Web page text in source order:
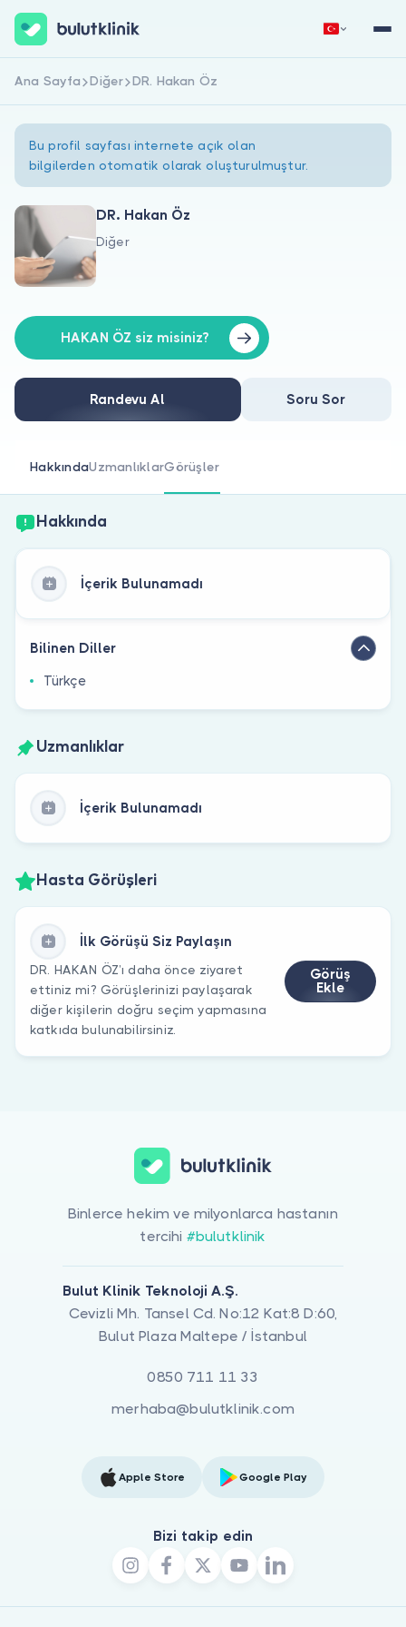
Hakkımızda
Doktorlar için
Doktor musunuz?
Hemen Kaydol
Ana Sayfa Diğer DR. Hakan Öz
Bu profil sayfası internete açık olan
bilgilerden otomatik olarak oluşturulmuştur.
DR. Hakan Öz
Diğer
HAKAN ÖZ siz misiniz?
Randevu Al Soru Sor
HakkındaUzmanlıklarGörüşler
Hakkında
İçerik Bulunamadı
Bilinen Diller
Türkçe
Uzmanlıklar
İçerik Bulunamadı
Hasta Görüşleri
İlk Görüşü Siz Paylaşın
DR. HAKAN ÖZ’ı daha önce ziyaret
ettiniz mi? Görüşlerinizi paylaşarak
diğer kişilerin doğru seçim yapmasına
katkıda bulunabilirsiniz.
Görüş
Ekle
Binlerce hekim ve milyonlarca hastanın
tercihi #bulutklinik
Bulut Klinik Teknoloji A.Ş.
Cevizli Mh. Tansel Cd. No:12 Kat:8 D:60,
Bulut Plaza Maltepe / İstanbul
0850 711 11 33
merhaba@bulutklinik.com
Apple Store Google Play
Bizi takip edin